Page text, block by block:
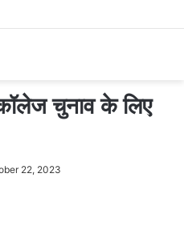
चुनाव के लिए
22, 2023